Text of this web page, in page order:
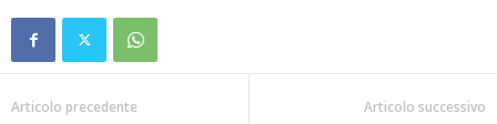
Articolo precedente Articolo successivo